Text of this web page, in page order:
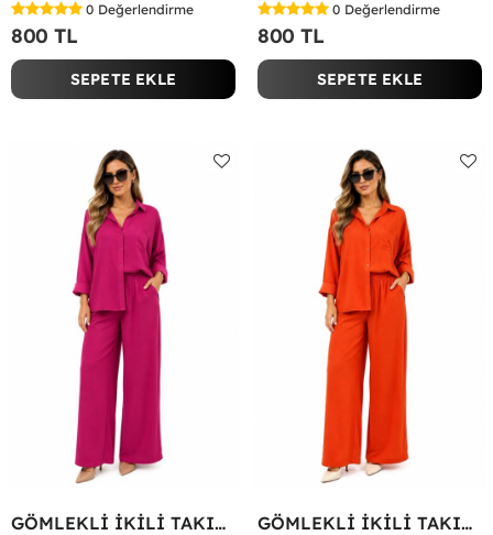
0 Değerlendirme
800 TL
SEPETE EKLE
0 Değerlendirme
800 TL
SEPETE EKLE
GÖMLEKLİ İKİLİ TAKIM Fuşya GÖMLEKLİ İKİLİ TAKIM Kırmızı